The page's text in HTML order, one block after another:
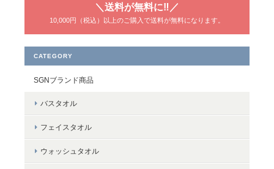
暖色系のタオルが欲しくて購入しました。意外と鮮やかなオレン
ジとかイエローは少ないので、他のタオルと違って見つけやすい
のがいいです。勿論触り心地も肉厚でいいです！
2025/03/08
暖色の小さめのバスタオルをさがしていました。密度が詰まって
＼送料が無料に‼／
10,000円（税込）以上のご購入で送料が無料になります。
CATEGORY
SGNブランド商品
バスタオル
フェイスタオル
ウォッシュタオル